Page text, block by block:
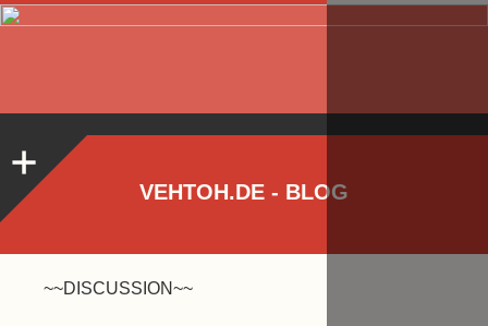
VEHTOH.DE - BLOG
~~DISCUSSION~~